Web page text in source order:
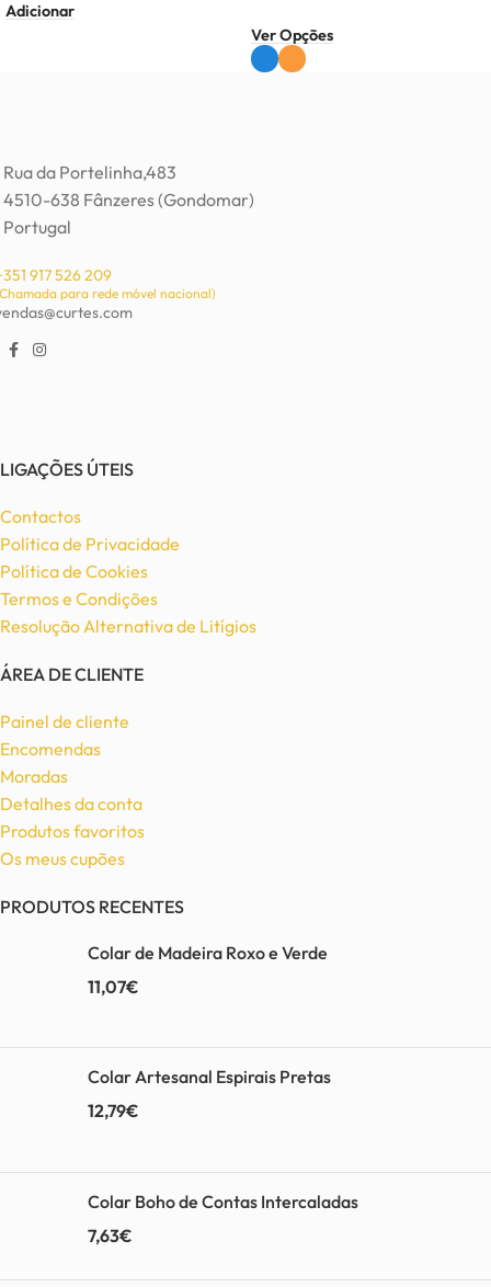
Adicionar
Ver Opções
Rua da Portelinha,483
4510-638 Fânzeres (Gondomar)
Portugal
917 526 209
para rede móvel nacional)
LIGAÇÕES ÚTEIS
Contactos
Política de Privacidade
Política de Cookies
Termos e Condições
Resolução Alternativa de Litígios
ÁREA DE CLIENTE
Painel de cliente
Encomendas
Moradas
Detalhes da conta
Produtos favoritos
Os meus cupões
PRODUTOS RECENTES
Colar de Madeira Roxo e Verde
11,07€
Colar Artesanal Espirais Pretas
12,79€
Colar Boho de Contas Intercaladas
7,63€